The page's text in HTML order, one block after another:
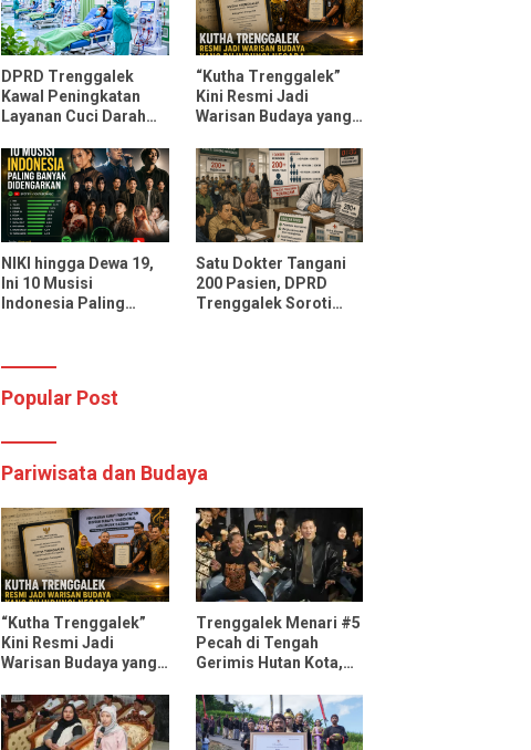
DPRD Trenggalek
Kawal Peningkatan
Layanan Cuci Darah
Kapasitas Ditarget
Layani 30 Pasien
Sekali Pelayanan
“Kutha Trenggalek”
Kini Resmi Jadi
Warisan Budaya yang
NIKI hingga Dewa 19,
Ini 10 Musisi
Indonesia Paling
YouTube Music
Satu Dokter Tangani
200 Pasien, DPRD
Trenggalek Soroti
Popular Post
Pariwisata dan Budaya
“Kutha Trenggalek”
Kini Resmi Jadi
Warisan Budaya yang
Trenggalek Menari #5
Pecah di Tengah
Gerimis Hutan Kota,
Ngrembaka dan
Nyawiji